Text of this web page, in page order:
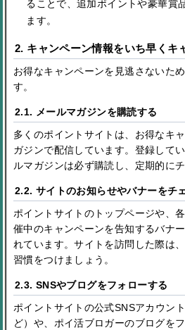
ることで、追加ポイントや豪華賞
ます。
2. キャンペーン情報をいち早くキ
お得なキャンペーンを見逃さないた
す。
2.1. メールマガジンを購読する
多くのポイントサイトは、お得なキ
ガジンで配信しています。登録して
ルマガジンは必ず購読し、定期的に
2.2. サイトのお知らせやバナーをチ
ポイントサイトのトップページや、
催中のキャンペーンを告知するバナ
れています。サイトを訪問した際は
習慣をつけましょう。
2.3. SNSやブログをフォローする
ポイントサイトの公式SNSアカウン
ど）や、ポイ活ブロガーのブログを